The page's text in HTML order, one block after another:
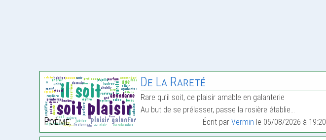
Poème:
De La Rareté
Rare qu’il soit, ce plaisir amable en galanterie
Au but de se prélasser, passe la rosière établie…
Écrit parVermin le 05/08/2026 à 19:20